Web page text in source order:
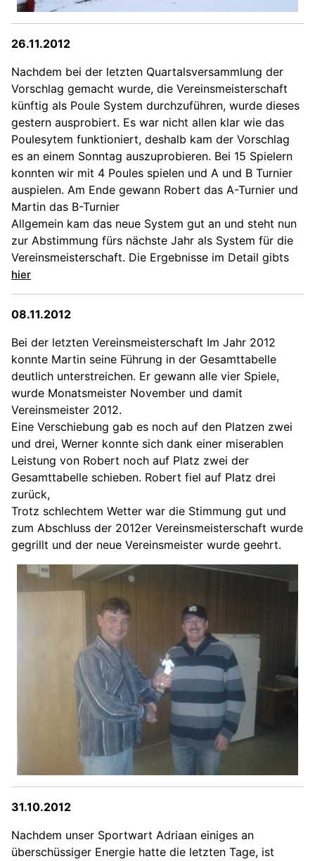
26.11.2012
Nachdem bei der letzten Quartalsversammlung der
Vorschlag gemacht wurde, die Vereinsmeisterschaft
künftig als Poule System durchzuführen, wurde dieses
gestern ausprobiert. Es war nicht allen klar wie das
Poulesytem funktioniert, deshalb kam der Vorschlag
es an einem Sonntag auszuprobieren. Bei 15 Spielern
konnten wir mit 4 Poules spielen und A und B Turnier
auspielen. Am Ende gewann Robert das A-Turnier und
Martin das B-Turnier
Allgemein kam das neue System gut an und steht nun
zur Abstimmung fürs nächste Jahr als System für die
Vereinsmeisterschaft. Die Ergebnisse im Detail gibts
hier
08.11.2012
Bei der letzten Vereinsmeisterschaft Im Jahr 2012
konnte Martin seine Führung in der Gesamttabelle
deutlich unterstreichen. Er gewann alle vier Spiele,
wurde Monatsmeister November und damit
Vereinsmeister 2012.
Eine Verschiebung gab es noch auf den Platzen zwei
und drei, Werner konnte sich dank einer miserablen
Leistung von Robert noch auf Platz zwei der
Gesamttabelle schieben. Robert fiel auf Platz drei
zurück,
Trotz schlechtem Wetter war die Stimmung gut und
zum Abschluss der 2012er Vereinsmeisterschaft wurde
gegrillt und der neue Vereinsmeister wurde geehrt.
31.10.2012
Nachdem unser Sportwart Adriaan einiges an
überschüssiger Energie hatte die letzten Tage, ist